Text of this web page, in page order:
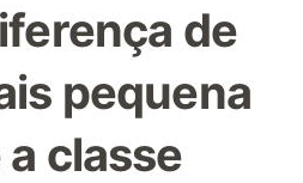
de
pequena
classe